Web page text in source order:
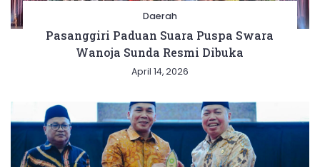
Daerah
Pasanggiri Paduan Suara Puspa Swara
Wanoja Sunda Resmi Dibuka
April 14, 2026